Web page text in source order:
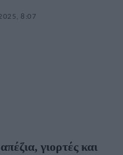
8:07
γιορτές και